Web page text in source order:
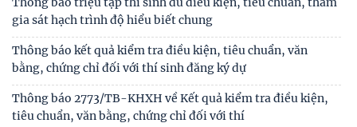
Công bố công khai dự toán ngân sách nhà nước năm 2026
của Viện Nghiên cứu Con người, Gia đình và
Công khai thông tin nhiệm vụ cấp Cơ sở 2025
Thư mời viết bài hội thảo khoa học thường niên về nghiên